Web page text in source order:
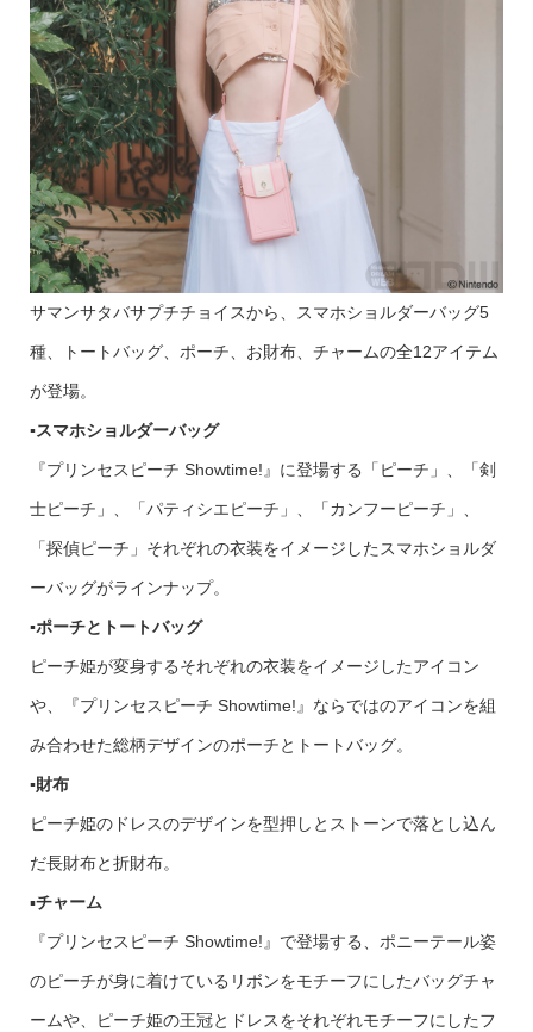
サマンサタバサプチチョイスから、スマホショルダーバッグ5
種、トートバッグ、ポーチ、お財布、チャームの全12アイテム
が登場。
▪️スマホショルダーバッグ
『プリンセスピーチ Showtime!』に登場する「ピーチ」、「剣
士ピーチ」、「パティシエピーチ」、「カンフーピーチ」、
「探偵ピーチ」それぞれの衣装をイメージしたスマホショルダ
ーバッグがラインナップ。
▪️ポーチとトートバッグ
ピーチ姫が変身するそれぞれの衣装をイメージしたアイコン
や、『プリンセスピーチ Showtime!』ならではのアイコンを組
み合わせた総柄デザインのポーチとトートバッグ。
▪️財布
ピーチ姫のドレスのデザインを型押しとストーンで落とし込ん
だ長財布と折財布。
▪️チャーム
『プリンセスピーチ Showtime!』で登場する、ポニーテール姿
のピーチが身に着けているリボンをモチーフにしたバッグチャ
ームや、ピーチ姫の王冠とドレスをそれぞれモチーフにしたフ